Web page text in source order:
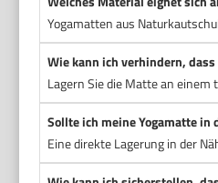
Yogamatten aus
Wie kann ich verhindern, dass
Lagern Sie die Matte an
Sollte ich meine Yogamatte in
Eine direkte Lagerung in der